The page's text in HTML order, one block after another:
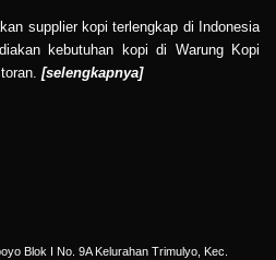
supplier kopi terlengkap di Indonesia
kebutuhan kopi di Warung Kopi
[selengkapnya]
Blok I No. 9A Kelurahan Trimulyo, Kec.